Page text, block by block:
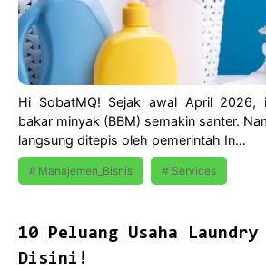
Hi SobatMQ! ‎Sejak awal April 2026,
bakar minyak (BBM) semakin santer.
langsung ditepis oleh pemerintah In…
Manajemen_Bisnis Services
10 Peluang Usaha
Disini!